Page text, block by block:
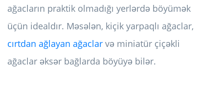
ağacların praktik olmadığı yerlərdə böyümək
üçün idealdır. Məsələn, kiçik yarpaqlı ağaclar,
cırtdan ağlayan ağaclar və miniatür çiçəkli
ağaclar əksər bağlarda böyüyə bilər.